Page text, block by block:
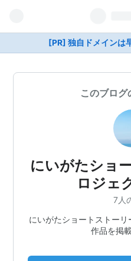
[PR] 独自ドメインは
このブログ
にいがたショ
ロジェ
7人
にいがたショートストー
作品を掲